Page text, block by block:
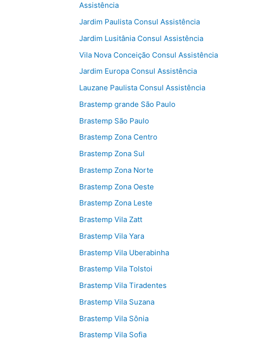
Assistência
Jardim Paulista Consul Assistência
Jardim Lusitânia Consul Assistência
Vila Nova Conceição Consul Assistência
Jardim Europa Consul Assistência
Lauzane Paulista Consul Assistência
Brastemp grande São Paulo
Brastemp São Paulo
Brastemp Zona Centro
Brastemp Zona Sul
Brastemp Zona Norte
Brastemp Zona Oeste
Brastemp Zona Leste
Brastemp Vila Zatt
Brastemp Vila Yara
Brastemp Vila Uberabinha
Brastemp Vila Tolstoi
Brastemp Vila Tiradentes
Brastemp Vila Suzana
Brastemp Vila Sônia
Brastemp Vila Sofia